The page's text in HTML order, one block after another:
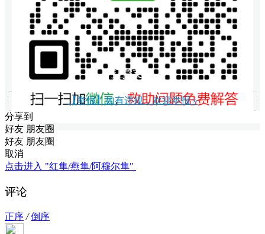
打赏支持
【举报】如有违规，欢迎举报 »
分享到
好友 朋友圈
好友 朋友圈
取消
点击进入 "红隼/燕隼/阿穆尔隼"
评论
正序 / 倒序